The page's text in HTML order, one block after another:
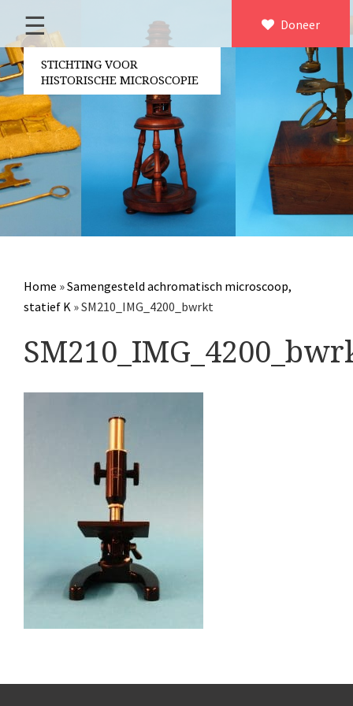
×
Home
Over ons
Contact
Bestuur
Vrijwilligers
Partners
Jaarverslagen
Microscopen
Overige optische instrumenten
Elektrische meetapparatuur
Boeken
Divers
Culpeper (ca. 1735)
Cuff (ca. 1745)
volgens Culpeper (1750-
Dollond, ‘Jones’ most improved type’ (1800-1830)
Nachet, ‘grand modèle’ (1856-1862)
Doneer
☰
STICHTING VOOR
HISTORISCHE MICROSCOPIE
Home »Samengesteld achromatisch microscoop,
statief K »SM210_IMG_4200_bwrkt